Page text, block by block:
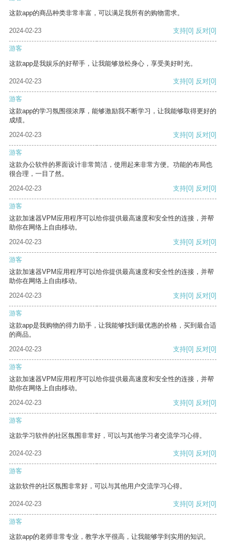
这款app的商品种类非常丰富，可以满足我所有的购物需求。
2024-02-23 支持[0] 反对[0]
游客
这款app是我娱乐的好帮手，让我能够放松身心，享受美好时光。
2024-02-23 支持[0] 反对[0]
游客
这款app的学习氛围很浓厚，能够激励我不断学习，让我能够取得更好的
成绩。
2024-02-23
支持[0] 反对[0]
游客
这款办公软件的界面设计非常简洁，使用起来非常方便。功能的布局也
很合理，一目了然。
2024-02-23
支持[0] 反对[0]
游客
这款加速器VPM应用程序可以给你提供最高速度和安全性的连接，并帮
助你在网络上自由移动。
2024-02-23
支持[0] 反对[0]
游客
这款加速器VPM应用程序可以给你提供最高速度和安全性的连接，并帮
助你在网络上自由移动。
2024-02-23
支持[0] 反对[0]
游客
这款app是我购物的得力助手，让我能够找到最优惠的价格，买到最合适
的商品。
2024-02-23
支持[0] 反对[0]
游客
这款加速器VPM应用程序可以给你提供最高速度和安全性的连接，并帮
助你在网络上自由移动。
2024-02-23
支持[0] 反对[0]
游客
这款学习软件的社区氛围非常好，可以与其他学习者交流学习心得。
2024-02-23 支持[0] 反对[0]
游客
这款软件的社区氛围非常好，可以与其他用户交流学习心得。
2024-02-23 支持[0] 反对[0]
游客
这款app的老师非常专业，教学水平很高，让我能够学到实用的知识。